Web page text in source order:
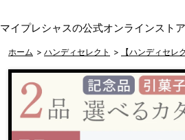
マイプレシャスの公式オンラインスト
ホーム > ハンディセレクト > 【ハンディセ